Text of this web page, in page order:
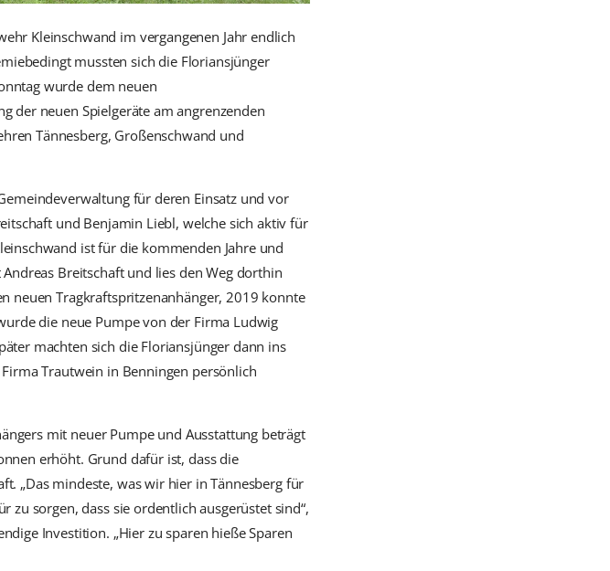
Kleinschwand im vergangenen Jahr endlich
mussten sich die Floriansjünger
wurde dem neuen
der neuen Spielgeräte am angrenzenden
Tännesberg, Großenschwand und
für deren Einsatz und vor
und Benjamin Liebl, welche sich aktiv für
ist für die kommenden Jahre und
Breitschaft und lies den Weg dorthin
neuen Tragkraftspritzenanhänger, 2019 konnte
die neue Pumpe von der Firma Ludwig
machten sich die Floriansjünger dann ins
Trautwein in Benningen persönlich
mit neuer Pumpe und Ausstattung beträgt
erhöht. Grund dafür ist, dass die
„Das mindeste, was wir hier in Tännesberg für
sorgen, dass sie ordentlich ausgerüstet sind“,
Investition. „Hier zu sparen hieße Sparen